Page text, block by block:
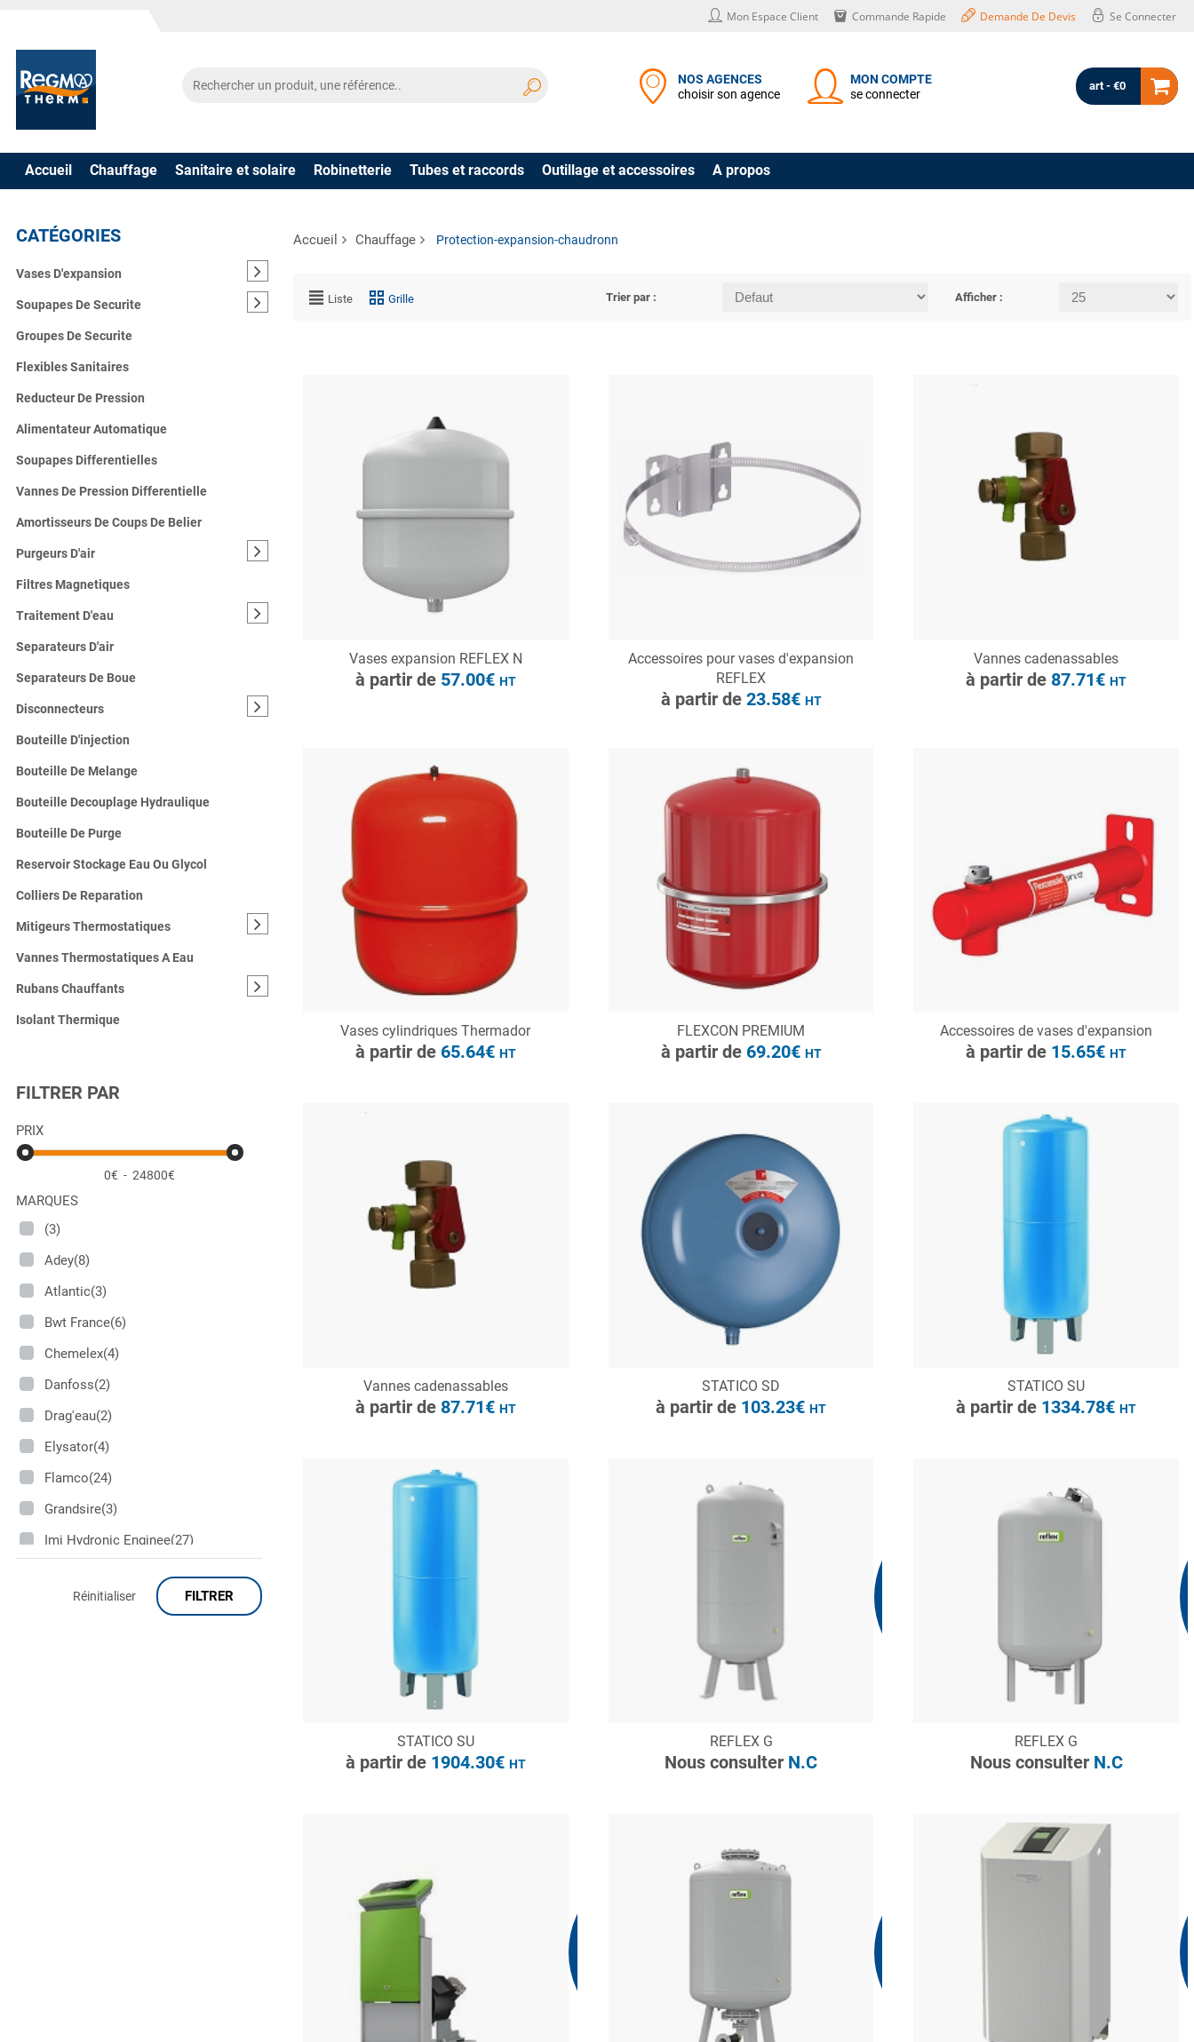
Mon Espace Client Commande Rapide Demande De Devis Se Connecter
NOS AGENCES
choisir son agence
MON COMPTE
se connecter
art - €0
Accueil Chauffage Sanitaire et solaire Robinetterie Tubes et raccords Outillage et accessoires A propos
CATÉGORIES
Vases D'expansion
Soupapes De Securite
Groupes De Securite
Flexibles Sanitaires
Reducteur De Pression
Alimentateur Automatique
Soupapes Differentielles
Vannes De Pression Differentielle
Amortisseurs De Coups De Belier
Purgeurs D'air
Filtres Magnetiques
Traitement D'eau
Separateurs D'air
Separateurs De Boue
Disconnecteurs
Bouteille D'injection
Bouteille De Melange
Bouteille Decouplage Hydraulique
Bouteille De Purge
Reservoir Stockage Eau Ou Glycol
Colliers De Reparation
Mitigeurs Thermostatiques
Vannes Thermostatiques A Eau
Rubans Chauffants
Isolant Thermique
FILTRER PAR
PRIX
0€ - 24800€
MARQUES
(3)
Adey(8)
Atlantic(3)
Bwt France(6)
Chemelex(4)
Danfoss(2)
Drag'eau(2)
Elysator(4)
Flamco(24)
Grandsire(3)
Imi Hydronic Enginee(27)
Jetly(1)Réinitialiser FILTRER
Accueil Chauffage Protection-expansion-chaudronn
Liste Grille Trier par : Afficher :
à partir de
57.00€
HT
Vases expansion REFLEX N
à partir de 57.00€ HT
Demande de devis
à partir de
23.58€
Accessoires pour vases d'expansion
REFLEX
à partir de 23.58€ HT
CONSULTER
Demande de devis
Vannes cadenassables
à partir de 87.71€HT
Demande de devis
à partir de
65.64€
Vases cylindriques Thermador
à partir de 65.64€ HT
Demande de devis
à partir de
69.20€
FLEXCON PREMIUM
à partir de 69.20€ HT
Demande de devis
Accessoires de vases d'expansion
à partir de 15.65€HT
Demande de devis
à partir de
87.71€
Vannes cadenassables
à partir de 87.71€ HT
Demande de devis
à partir de
STATICO SD
à partir de 103.23€HT
Demande de devis
STATICO SU
à partir de 1334.78€HT
Demande de devis
à partir de
STATICO SU
à partir de 1904.30€ HT
Demande de devis
Nous consulter
REFLEX G
Nous consulter N.C
Demande de devis
REFLEX G
Nous consulterN.C
Demande de devis
Nous consulter N.C